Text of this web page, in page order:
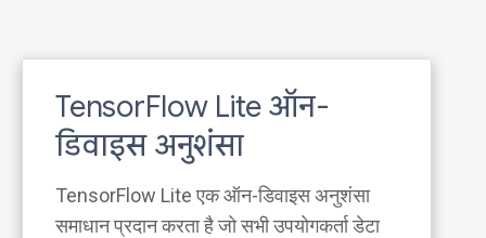
TensorFlow Lite ऑन-
डिवाइस अनुशंसा
TensorFlow Lite एक ऑन-डिवाइस अनुशंसा
समाधान प्रदान करता है जो सभी उपयोगकर्ता डेटा